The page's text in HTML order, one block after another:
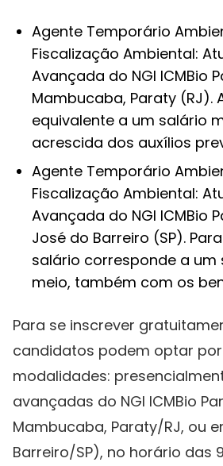
Agente Temporário
Fiscalização Ambiental:
Avançada do NGI ICMBio
Mambucaba, Paraty (RJ).
equivalente a um salário
acrescida dos auxílios
Agente Temporário
Fiscalização Ambiental:
Avançada do NGI ICMBio
José do Barreiro (SP).
salário corresponde a um
meio, também com os
Para se inscrever
candidatos podem optar
modalidades:
avançadas do NGI ICMBio
Mambucaba, Paraty/RJ, ou
Barreiro/SP), no horário das